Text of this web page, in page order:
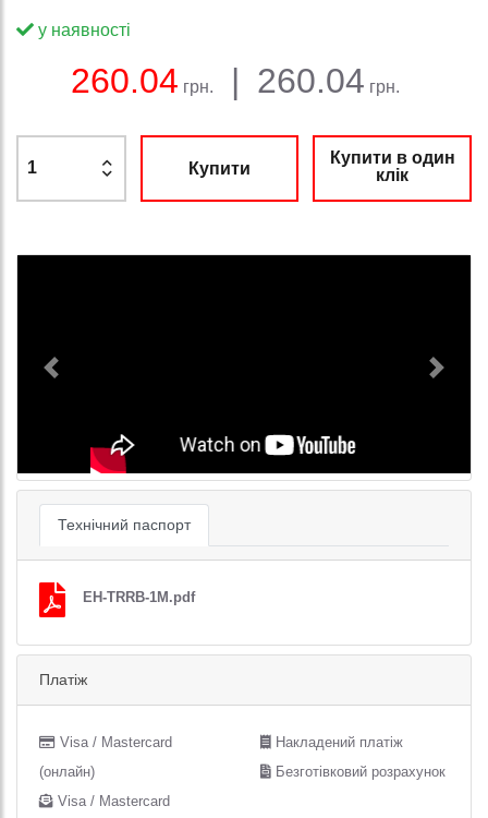
Баланс:
у наявності
260.04 грн. | 260.04 грн.
Купити
Купити в один
клік
Previous Next
Технічний паспорт
EH-TRRB-1M.pdf
Платіж
Visa / Mastercard
(онлайн)
Visa / Mastercard
Накладений платіж
Безготівковий розрахунок